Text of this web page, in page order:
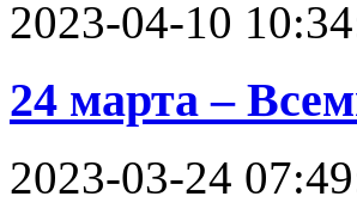
2023-04-10
24 марта –
2023-03-24